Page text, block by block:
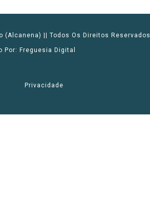
(Alcanena) || Todos Os Direitos Reservados
Por: Freguesia Digital
Privacidade